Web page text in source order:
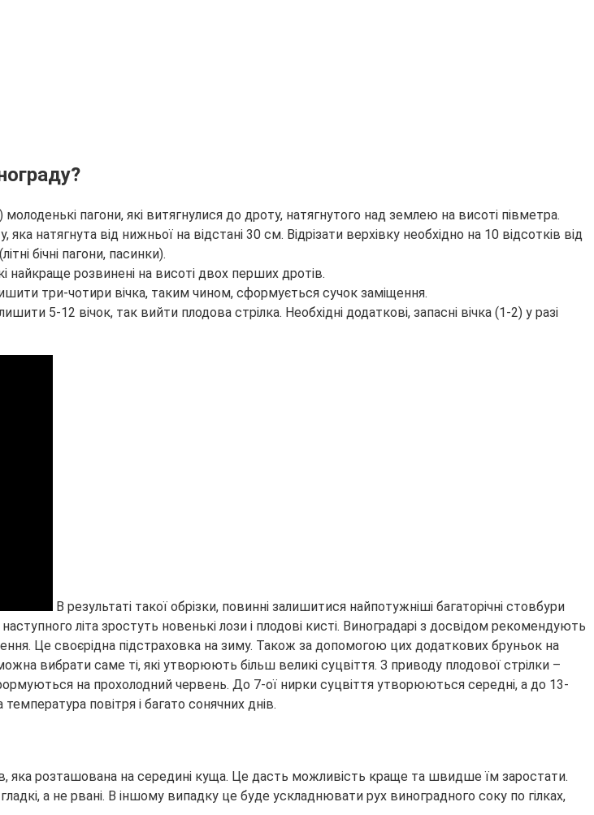
пагони, які витягнулися до дроту, натягнутого над землею на висоті півметра.
натягнута від нижньої на відстані 30 см. Відрізати верхівку необхідно на 10 відсотків від
бічні пагони, пасинки).
найкраще розвинені на висоті двох перших дротів.
три-чотири вічка, таким чином, сформується сучок заміщення.
5-12 вічок, так вийти плодова стрілка. Необхідні додаткові, запасні вічка (1-2) у разі
В результаті такої обрізки, повинні залишитися найпотужніші багаторічні стовбури
літа зростуть новенькі лози і плодові кисті. Виноградарі з досвідом рекомендують
Це своєрідна підстраховка на зиму. Також за допомогою цих додаткових бруньок на
вибрати саме ті, які утворюють більш великі суцвіття. З приводу плодової стрілки –
на прохолодний червень. До 7-ої нирки суцвіття утворюються середні, а до 13-
повітря і багато сонячних днів.
яка розташована на середині куща. Це дасть можливість краще та швидше їм заростати.
а не рвані. В іншому випадку це буде ускладнювати рух виноградного соку по гілках,